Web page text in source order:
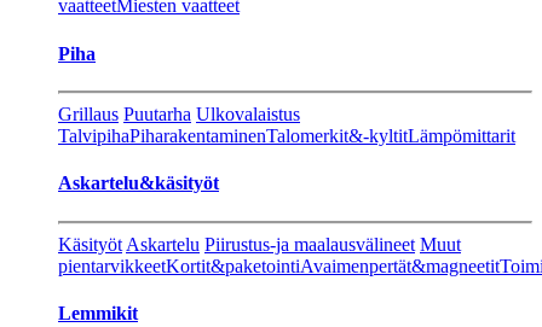
vaatteetMiesten vaatteet
Piha
Grillaus Puutarha Ulkovalaistus
TalvipihaPiharakentaminenTalomerkit&-kyltitLämpömittarit
Askartelu&käsityöt
Käsityöt Askartelu Piirustus-ja maalausvälineet Muut
pientarvikkeetKortit&paketointiAvaimenpertät&magneetit
Lemmikit